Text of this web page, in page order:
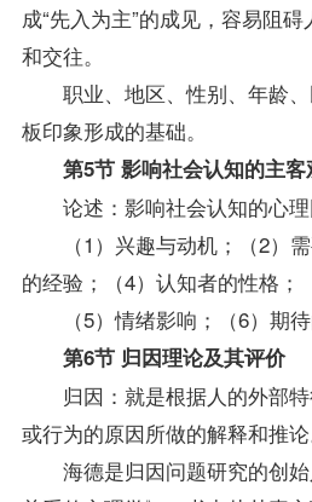
成“先入为主”的成见，容易阻
和交往。
职业、地区、性别、年龄、
板印象形成的基础。
第5节 影响社会认知的主
论述：影响社会认知的心理
（1）兴趣与动机；（2）需
的经验；（4）认知者的性格；
（5）情绪影响；（6）期待
第6节 归因理论及其评价
归因：就是根据人的外部特
或行为的原因所做的解释和推论
海德是归因问题研究的创始